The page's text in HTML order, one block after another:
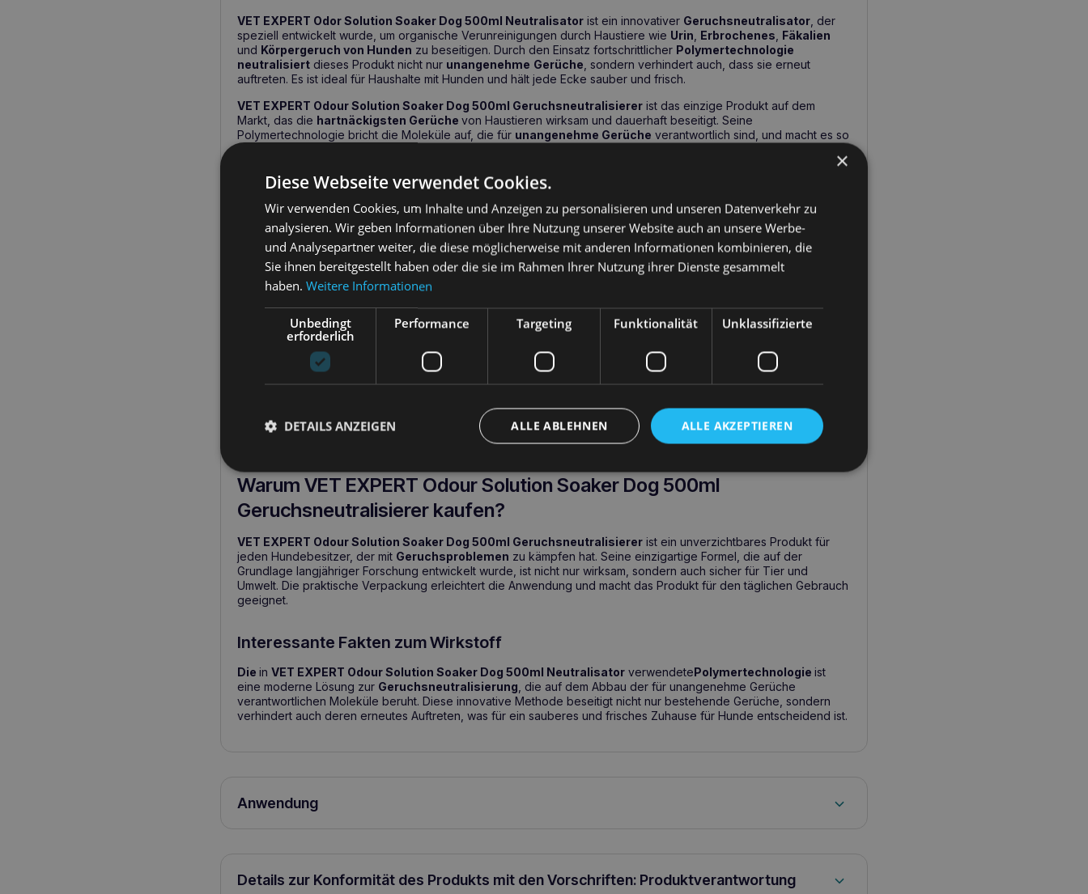
VET EXPERT Odor Solution Soaker Dog 500ml Neutralisator ist ein innovativer Geruchsneutralisator , der
speziell entwickelt wurde, um organische Verunreinigungen durch Haustiere wie Urin Erbrochenes Fäkalien
und Körpergeruch von Hunden zu beseitigen. Durch den Einsatz fortschrittlicher Polymertechnologie
neutralisiert dieses Produkt nicht nur unangenehme Gerüche , sondern verhindert auch, dass sie erneut
auftreten. Es ist ideal für Haushalte mit Hunden und hält jede Ecke sauber und frisch.
VET EXPERT Odour Solution Soaker Dog 500ml Geruchsneutralisierer ist das einzige Produkt auf dem
Markt, das die hartnäckigsten Gerüche von Haustieren wirksam und dauerhaft beseitigt. Seine
Polymertechnologie bricht die Moleküle auf, die für unangenehme Gerüche verantwortlich sind, und macht es so
vierbeinige Pfleger ist.
Wichtigste gesundheitliche Vorteile
Effektive Geruchseliminierung: Neutralisiert wirksam Urin, Kot, Erbrochenes und Körpergeruch von Hunden.
Sicherheit für Tiere und Umwelt:Das Produkt ist biologisch abbaubar und ungiftig.
Anti-allergene Duftkomposition:
Vielseitig einsetzbar:Wirksam auf einer Vielzahl von Oberflächen, einschließlich Teppichen, Wänden und
Möbeln.
Wann sollte man es verwenden?
unangenehmen Gerüchenvon Hunden ausgesetzt ist. Er eignet sich perfekt für Haushalte
mit jungen Welpen, älteren Hunden und auch für Bereiche, in denen Hunde Probleme mit der Sauberkeit haben.
Die sichere Formel macht es für den Einsatz in jeder Wohnung geeignet.
Warum VET EXPERT Odour Solution Soaker Dog 500ml
Geruchsneutralisierer kaufen?
VET EXPERT Odour Solution Soaker Dog 500ml Geruchsneutralisierer ist ein unverzichtbares Produkt für
jeden Hundebesitzer, der mit Geruchsproblemen zu kämpfen hat. Seine einzigartige Formel, die auf der
Grundlage langjähriger Forschung entwickelt wurde, ist nicht nur wirksam, sondern auch sicher für Tier und
Umwelt. Die praktische Verpackung erleichtert die Anwendung und macht das Produkt für den täglichen Gebrauch
geeignet.
Interessante Fakten zum Wirkstoff
Die in VET EXPERT Odour Solution Soaker Dog 500ml Neutralisator verwendetePolymertechnologie ist
eine moderne Lösung zur Geruchsneutralisierung , die auf dem Abbau der für unangenehme Gerüche
verantwortlichen Moleküle beruht. Diese innovative Methode beseitigt nicht nur bestehende Gerüche, sondern
verhindert auch deren erneutes Auftreten, was für ein sauberes und frisches Zuhause für Hunde entscheidend ist.
Anwendung
gründlich einweichen. Trocknen lassen. Falls erforderlich, den Vorgang wiederholen, bis ein zufriedenstellendes
Ergebnis erzielt wird. Das Produkt kann auch direkt auf das Tier aufgetragen werden.
Details zur Konformität des Produkts mit den Vorschriften: Produktverantwortung
×
Diese Webseite verwendet Cookies.
Wir verwenden Cookies, um Inhalte und Anzeigen zu personalisieren und unseren Datenverkehr zu
analysieren. Wir geben Informationen über Ihre Nutzung unserer Website auch an unsere Werbe-
und Analysepartner weiter, die diese möglicherweise mit anderen Informationen kombinieren, die
Sie ihnen bereitgestellt haben oder die sie im Rahmen Ihrer Nutzung ihrer Dienste gesammelt
haben. Weitere Informationen
Unbedingt
erforderlich
Performance Targeting Funktionalität Unklassifizierte
ALLE AKZEPTIEREN
ALLE ABLEHNEN
DETAILS ANZEIGEN